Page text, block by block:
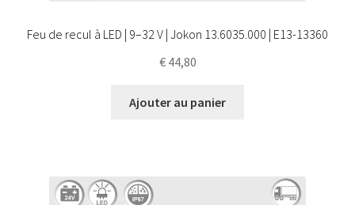
Feu de recul à LED | 9–32 V | Jokon 13.6035.000 | E13-13360
€44,80
Ajouter au panier